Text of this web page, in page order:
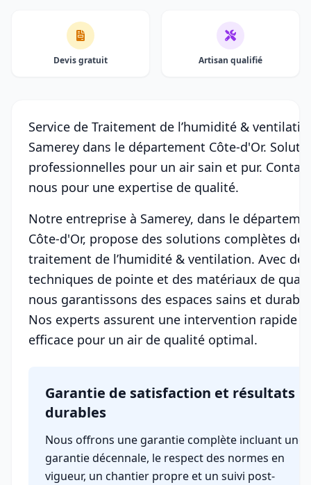
Devis gratuit Artisan qualifié
Service de Traitement de l’humidité &
Samerey dans le département Côte-d'Or.
professionnelles pour un air sain et pur.
nous pour une expertise de qualité.
Notre entreprise à Samerey, dans le
Côte-d'Or, propose des solutions complètes de
traitement de l’humidité & ventilation. Avec des
techniques de pointe et des matériaux de
nous garantissons des espaces sains et
Nos experts assurent une intervention rapide
efficace pour un air de qualité optimal.
Garantie de satisfaction et résultats
durables
Nous offrons une garantie complète incluant une
garantie décennale, le respect des normes en
vigueur, un chantier propre et un suivi post-